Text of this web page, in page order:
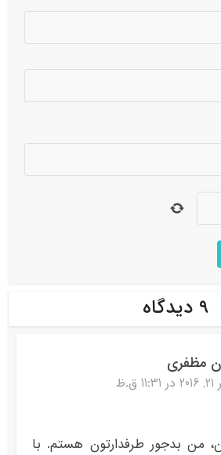
۹ دیدگاه
مظفری
من بدجور طرفدارتون هستم. با